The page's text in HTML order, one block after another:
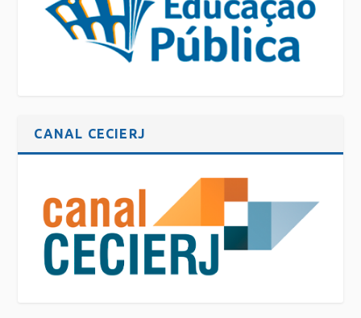
CANAL CECIERJ